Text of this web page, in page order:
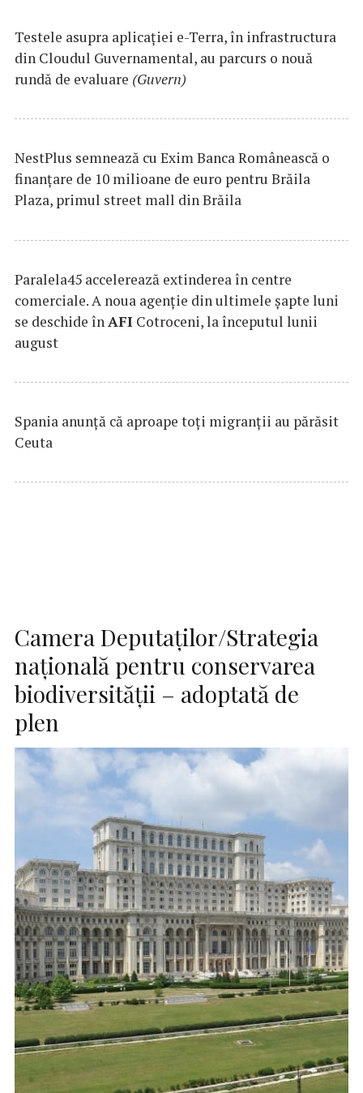
Testele asupra aplicaţiei e-Terra, în infrastructura
din Cloudul Guvernamental, au parcurs o nouă
rundă de evaluare (Guvern)
NestPlus semnează cu Exim Banca Românească o
finanțare de 10 milioane de euro pentru Brăila
Plaza, primul street mall din Brăila
Paralela45 accelerează extinderea în centre
comerciale. A noua agenție din ultimele șapte luni
se deschide înAFI Cotroceni, la începutul lunii
august
Spania anunţă că aproape toţi migranţii au părăsit
Ceuta
Camera Deputaţilor/Strategia
naţională pentru conservarea
biodiversităţii – adoptată de
plen